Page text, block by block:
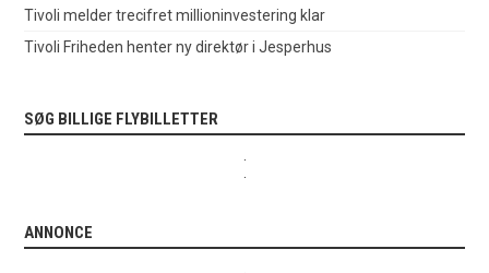
Tivoli melder trecifret millioninvestering klar
Tivoli Friheden henter ny direktør i Jesperhus
SØG BILLIGE FLYBILLETTER
ANNONCE